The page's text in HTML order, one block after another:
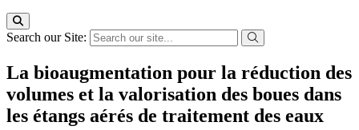
Search our Site:
La bioaugmentation pour la réduction des
volumes et la valorisation des boues dans
les étangs aérés de traitement des eaux